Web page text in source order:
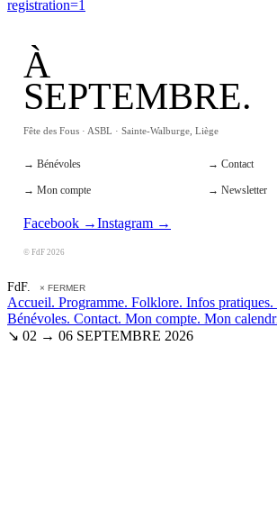
registration=1
À
SEPTEMBRE.
Fête des Fous · ASBL · Sainte-Walburge, Liège
→ Bénévoles → Contact
→ Mon compte → Newsletter
Facebook →Instagram →
© FdF 2026
FdF. × FERMER
Accueil. Programme. Folklore. Infos pratiques.
Bénévoles. Contact. Mon compte. Mon
↘ 02 → 06 SEPTEMBRE 2026